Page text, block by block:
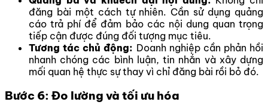
đăng bài một cách tự nhiên. Cần sử dụng quảng
cáo trả phí để đảm bảo các nội dung quan trọng
tiếp cận được đúng đối tượng mục tiêu.
Tương tác chủ động: Doanh nghiệp cần phản hồi
nhanh chóng các bình luận, tin nhắn và xây dựng
mối quan hệ thực sự thay vì chỉ đăng bài rồi bỏ đó.
Bước 6: Đo lường và tối ưu hóa